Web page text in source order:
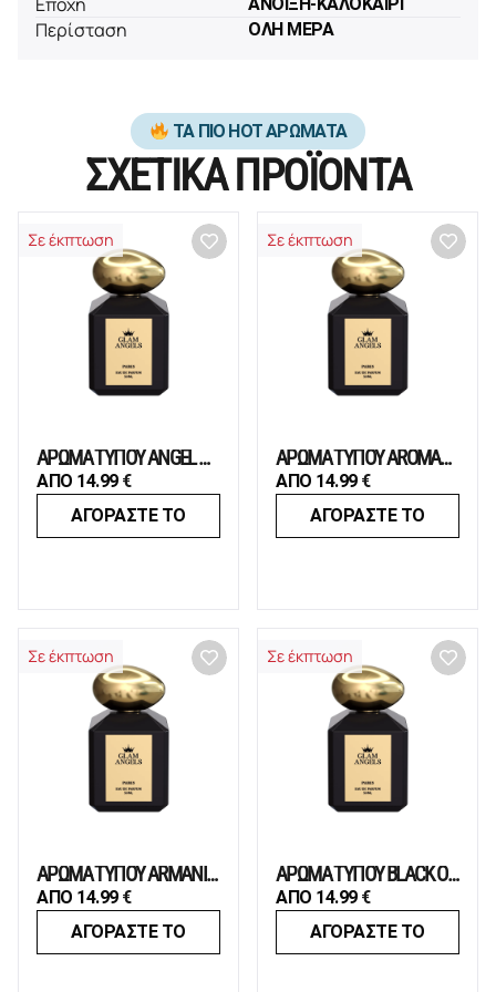
Περίσταση ΟΛΗ ΜΕΡΑ
ΤΑ ΠΙΟ HOT ΑΡΩΜΑΤΑ
ΣΧΕΤΙΚΑ ΠΡΟΪΟΝΤΑ
Σε έκπτωση
ΑΡΩΜΑ ΤΥΠΟΥ ANGEL WOMAN
ΑΠΟ 14.99 €
ΑΓΟΡΑΣΤΕ ΤΟ
Σε έκπτωση
ΑΡΩΜΑ ΤΥΠΟΥ AROMATICS ELIXIR
ΑΠΟ 14.99 €
ΑΓΟΡΑΣΤΕ ΤΟ
Σε έκπτωση
ΑΡΩΜΑ ΤΥΠΟΥ ARMANI CODE WOMEN
ΑΠΟ 14.99 €
ΑΓΟΡΑΣΤΕ ΤΟ
Σε έκπτωση
ΑΡΩΜΑ ΤΥΠΟΥ BLACK OPIUM
ΑΠΟ 14.99 €
ΑΓΟΡΑΣΤΕ ΤΟ